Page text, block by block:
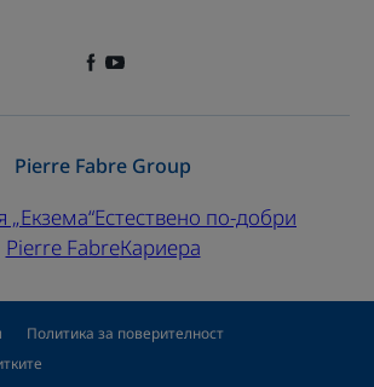
Pierre Fabre Group
Естествено по-добри
Pierre FabreКариера
Политика за поверителност